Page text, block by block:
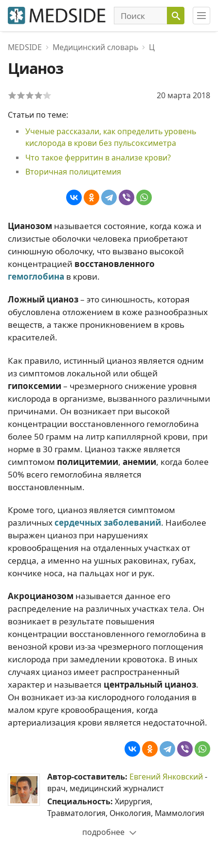
MEDSIDE Медицинский словарь Ц
Цианоз
20 марта 2018
Статьи по теме:
Ученые рассказали, как определить уровень
кислорода в крови без пульсоксиметра
Что такое ферритин в анализе крови?
Вторичная полицитемия
Цианозом называется состояние, когда кожа и
слизистые оболочки человека приобретают
синюшную оболочку, что вызвано высокой
концентрацией восстановленного
гемоглобина в крови.
Ложный цианоз– это синюшность, которая
обусловлена отложением в коже разнообразных
веществ, а также проникновением в кровь
красителей.
Как правило, истинный цианоз является одним
из симптомов локальной или общей
гипоксемии – чрезмерного снижение уровня
кислорода в организме, вызванного различными
причинами. Он возникает при высокой
концентрации восстановленного гемоглобина
более 50 грамм на литр капиллярной крови, при
норме в 30 грамм. Цианоз также является
симптомом полицитемии, анемии, когда более
50% всего гемоглобина является
восстановленным.
Кроме того, цианоз является симптомом
различныхсердечных заболеваний. Наиболее
выражен цианоз при нарушениях
кровообращения на отдаленных участках от
сердца, а именно на ушных раковинах, губах,
кончике носа, на пальцах ног и рук.
Акроцианозом называется данное его
распределение на различных участках тела. Он
возникает в результате повышения
концентрации восстановленного гемоглобина в
венозной крови из-за чрезмерного поглощения
кислорода при замедлении кровотока. В иных
случаях цианоз имеет распространенный
характер и называется центральный цианоз.
Он возникает из-за кислородного голодания в
малом круге кровообращения, когда
артериализация крови является недостаточной.
Автор-составитель: Евгений Янковский -
врач, медицинский журналист
Специальность: Хирургия,
Травматология, Онкология, Маммология
подробнее